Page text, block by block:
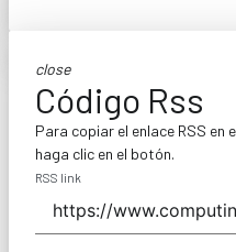
close
Código Rss
Para copiar el enlace RSS en
haga clic en el botón.
RSS link